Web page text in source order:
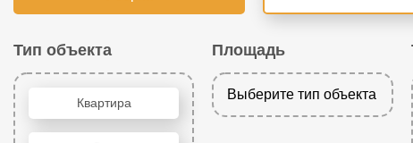
Тип объекта
Квартира
Площадь
Выберите тип объекта